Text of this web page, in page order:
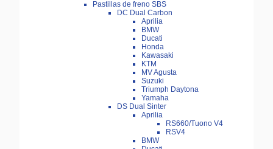
Pastillas de freno SBS
DC Dual Carbon
Aprilia
BMW
Ducati
Honda
Kawasaki
KTM
MV Agusta
Suzuki
Triumph Daytona
Yamaha
DS Dual Sinter
Aprilia
RS660/Tuono V4
RSV4
BMW